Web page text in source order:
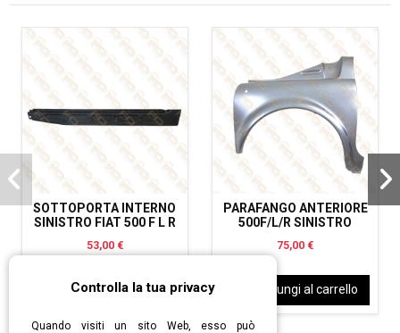
SOTTOPORTA INTERNO
SINISTRO FIAT 500 F L R
53,00 €
Aggiungi al carrello
PARAFANGO ANTERIORE
500F/L/R SINISTRO
75,00 €
Aggiungi al carrello
Controlla la tua privacy
Quando visiti un sito Web, esso può